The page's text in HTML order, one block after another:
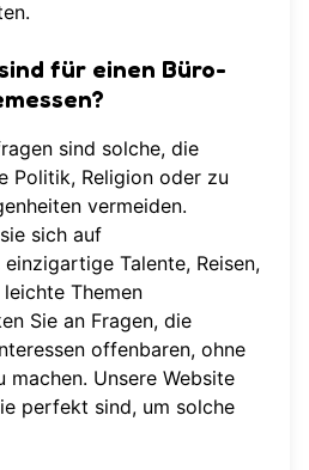
für einen Büro-
sind solche, die
Politik, Religion oder zu
vermeiden.
sich auf
Talente, Reisen,
Themen
Sie an Fragen, die
offenbaren, ohne
machen. Unsere Website
perfekt sind, um solche